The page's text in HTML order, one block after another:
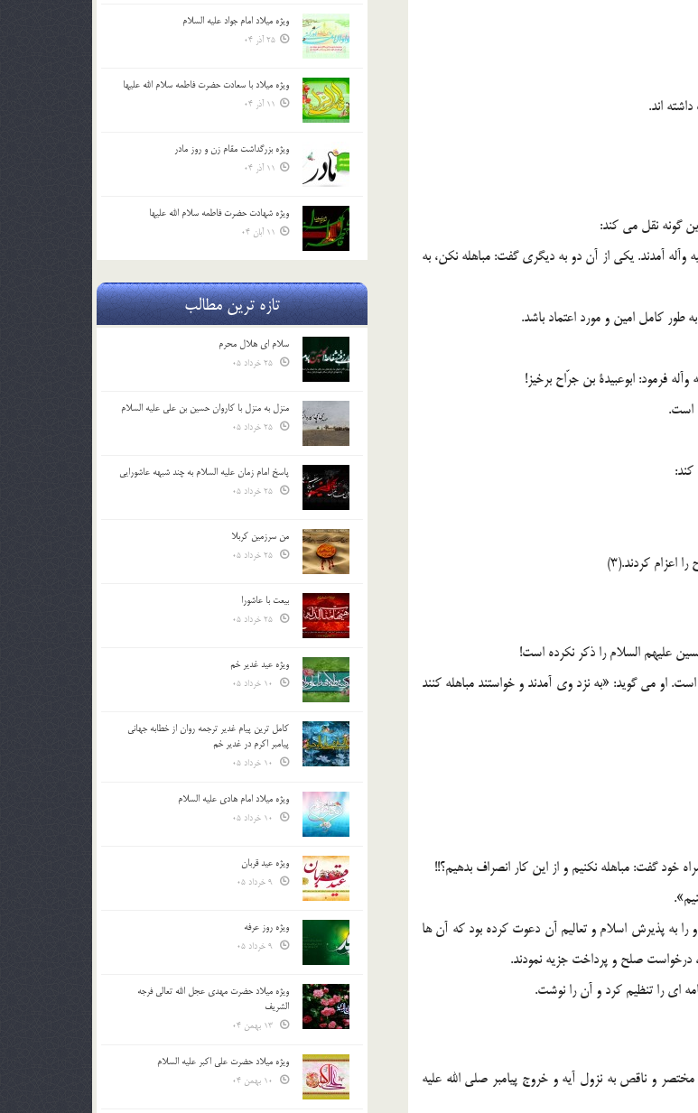
اند.
گونه نقل مى کند:
آمدند. یکى از آن دو به دیگرى گفت: مباهله نکن، به
طور کامل امین و مورد اعتماد باشد.
فرمود: ابوعبیدة بن جرّاح برخیز!
است.
اعزام کردند.(3)
علیهم السلام را ذکر نکرده است!
او مى گوید: «به نزد وى آمدند و خواستند مباهله کنند
خود گفت: مباهله نکنیم و از این کار انصراف بدهیم؟!!
را به پذیرش اسلام و تعالیم آن دعوت کرده بود که آن ها
صلح و پرداخت جزیه نمودند.
اى را تنظیم کرد و آن را نوشت.
و ناقص به نزول آیه و خروج پیامبر صلى الله علیه
ویژه میلاد امام جواد علیه السلام
25 آذر 04
ویژه میلاد با سعادت حضرت فاطمه سلام الله علیها
11 آذر 04
ویژه بزرگداشت مقام زن و روز مادر
11 آذر 04
ویژه شهادت حضرت فاطمه سلام الله علیها
11 آبان 04
تازه ترین مطالب
سلام ای هلال محرم
منزل به منزل با کاروان حسین بن علی علیه السلام
پاسخ امام زمان علیه السلام به چند شبهه عاشورایی
من سرزمین کربلا
بیعت با عاشورا
ویژه عید غدیر خم
کامل ترین پیام غدیر ترجمه روان از خطابه جهانی
پیامبر اکرم در غدیر خم
ویژه میلاد امام هادی علیه السلام
ویژه عید قربان
ویژه روز عرفه
ویژه میلاد حضرت مهدی عجل الله تعالی فرجه
الشريف
ویژه میلاد حضرت علی اکبر علیه السلام